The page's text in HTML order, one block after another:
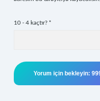
10 - 4 kaçtır? *